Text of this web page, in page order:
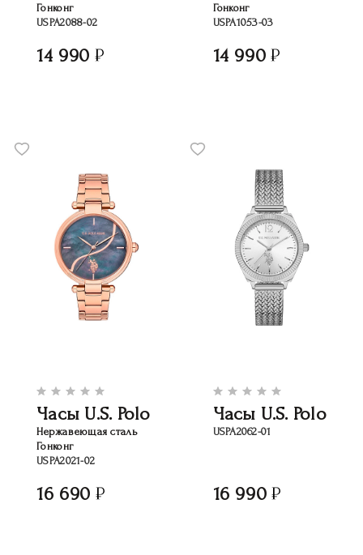
Гонконг
USPA2088-02
14 990
Гонконг
USPA1053-03
14 990
Часы U.S. Polo
Нержавеющая сталь
Гонконг
USPA2021-02
16 690
Часы U.S. Polo
USPA2062-01
16 990